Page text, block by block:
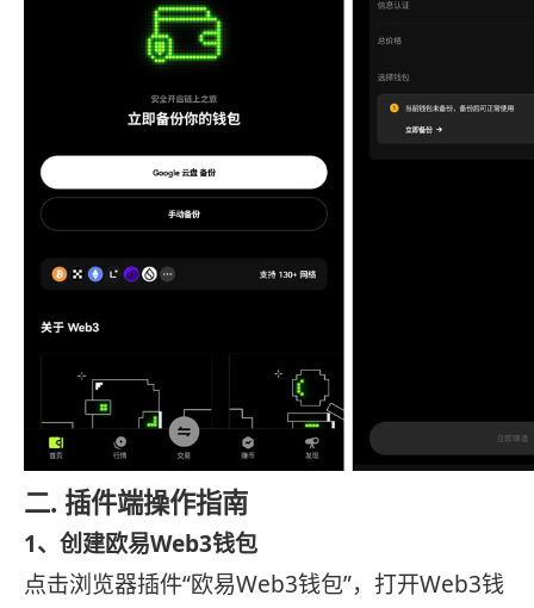
二. 插件端操作指南
1、创建欧易Web3钱包
点击浏览器插件“欧易Web3钱包”，打开Web3钱